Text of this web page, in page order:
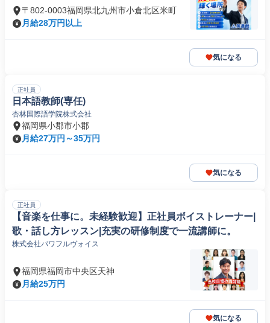
〒802-0003福岡県北九州市小倉北区米町
月給28万円以上
気になる
正社員
日本語教師(専任)
杏林国際語学院株式会社
福岡県小郡市小郡
月給27万円～35万円
気になる
正社員
【音楽を仕事に。未経験歓迎】正社員ボイストレーナー|
歌・話し方レッスン|充実の研修制度で一流講師に。
株式会社パワフルヴォイス
福岡県福岡市中央区天神
月給25万円
気になる